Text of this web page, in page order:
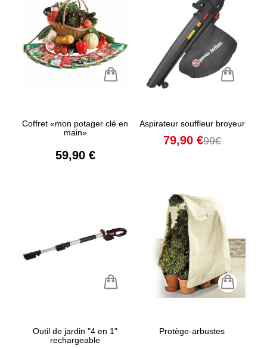
Coffret «mon potager clé en
main»
59,90 €
Aspirateur souffleur broyeur
79,90 €99€
Outil de jardin "4 en 1"
rechargeable
Protège-arbustes